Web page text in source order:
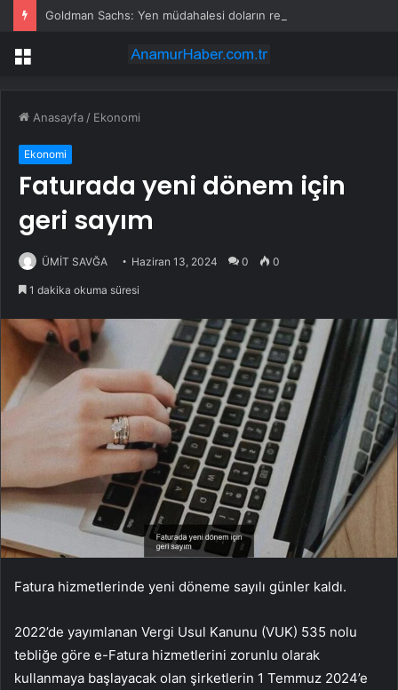
Menü
Anasayfa / Ekonomi
Ekonomi
Faturada yeni dönem için
geri sayım
ÜMİT SAVĞA Haziran 13, 2024 0 0
1 dakika okuma süresi
Fatura hizmetlerinde yeni döneme sayılı günler kaldı.
2022’de yayımlanan Vergi Usul Kanunu (VUK) 535 nolu
tebliğe göre e-Fatura hizmetlerini zorunlu olarak
kullanmaya başlayacak olan şirketlerin 1 Temmuz 2024’e